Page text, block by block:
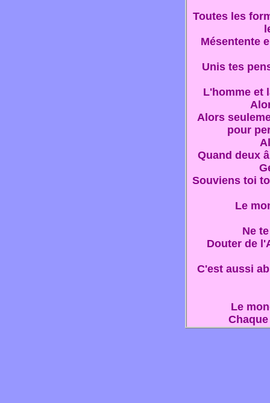
Toutes les
Mésentente
Unis tes
L'homme et
Alors
pour
Quand deux
Souviens toi
Le
Ne
Douter de
C'est aussi
Le